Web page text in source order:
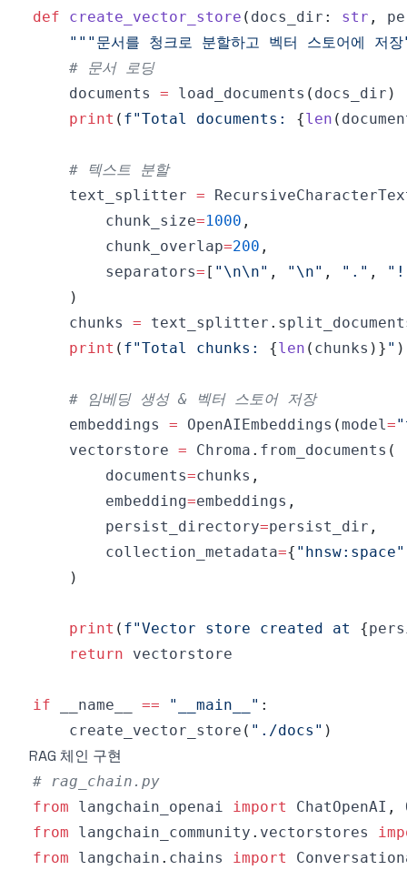
def create_vector_store ( docs_dir : str ,
"""문서를 청크로 분할하고 벡터 스토어에 저
# 문서 로딩
    documents
= load_documents ( docs_dir )
print ( f"Total documents: {len (
# 텍스트 분할
    text_splitter
=
        chunk_size
=1000 ,
        chunk_overlap
=200 ,
        separators
= [ "\n\n" , "\n" , "." ,
)
    chunks
= text_splitter .
print ( f"Total chunks: {len ( chunks ) } " )
# 임베딩 생성 & 벡터 스토어 저장
    embeddings
= OpenAIEmbeddings (model=
    vectorstore
= Chroma . from_documents (
        documents
=chunks ,
        embedding
=embeddings ,
        persist_directory
=persist_dir ,
        collection_metadata
={ "hnsw:space"
)
print ( f"Vector store created at {
return
if __name__ == "__main__" :
    create_vector_store
( "./docs" )
RAG 체인 구현
# rag_chain.py
from langchain_openai import ChatOpenAI ,
from langchain_community . vectorstores
from langchain . chains import